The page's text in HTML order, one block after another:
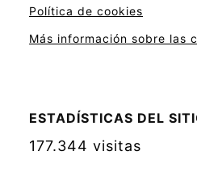
Política de cookies
Más información sobre las
ESTADÍSTICAS DEL
177.344 visitas